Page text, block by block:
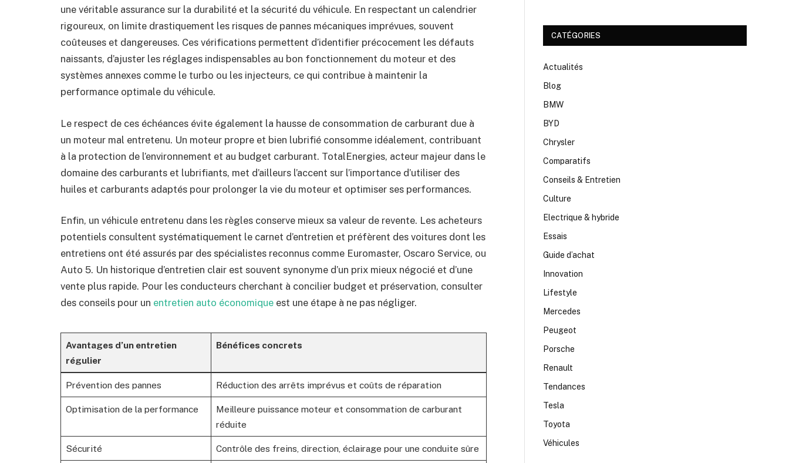
une véritable assurance sur la durabilité et la sécurité du véhicule. En respectant un calendrier
rigoureux, on limite drastiquement les risques de pannes mécaniques imprévues, souvent
coûteuses et dangereuses. Ces vérifications permettent d’identifier précocement les défauts
naissants, d’ajuster les réglages indispensables au bon fonctionnement du moteur et des
systèmes annexes comme le turbo ou les injecteurs, ce qui contribue à maintenir la
performance optimale du véhicule.
Le respect de ces échéances évite également la hausse de consommation de carburant due à
un moteur mal entretenu. Un moteur propre et bien lubrifié consomme idéalement, contribuant
à la protection de l’environnement et au budget carburant. TotalEnergies, acteur majeur dans le
domaine des carburants et lubrifiants, met d’ailleurs l’accent sur l’importance d’utiliser des
huiles et carburants adaptés pour prolonger la vie du moteur et optimiser ses performances.
Enfin, un véhicule entretenu dans les règles conserve mieux sa valeur de revente. Les acheteurs
potentiels consultent systématiquement le carnet d’entretien et préfèrent des voitures dont les
entretiens ont été assurés par des spécialistes reconnus comme Euromaster, Oscaro Service, ou
Auto 5. Un historique d’entretien clair est souvent synonyme d’un prix mieux négocié et d’une
vente plus rapide. Pour les conducteurs cherchant à concilier budget et préservation, consulter
des conseils pour un entretien auto économique est une étape à ne pas négliger.
Avantages d’un entretien
régulier
Bénéfices concrets
Prévention des pannes Réduction des arrêts imprévus et coûts de réparation
Optimisation de la performance
Meilleure puissance moteur et consommation de carburant
réduite
Sécurité Contrôle des freins, direction, éclairage pour une conduite sûre
CATÉGORIES
Actualités
Blog
BMW
BYD
Chrysler
Comparatifs
Conseils & Entretien
Culture
Electrique & hybride
Essais
Guide d’achat
Innovation
Lifestyle
Mercedes
Peugeot
Porsche
Renault
Tendances
Tesla
Toyota
Véhicules